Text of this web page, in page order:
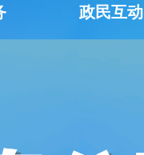
政民互动